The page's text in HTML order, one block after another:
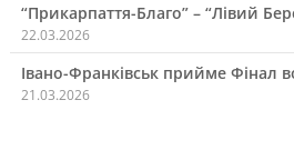
“Прикарпаття-Благо” – “Лівий
22.03.2026
Івано-Франківськ прийме Фінал
21.03.2026